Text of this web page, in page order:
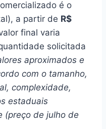
é o
a partir de R$
final varia
solicitada
aproximados e
com o tamanho,
complexidade,
estaduais
(preço de julho de